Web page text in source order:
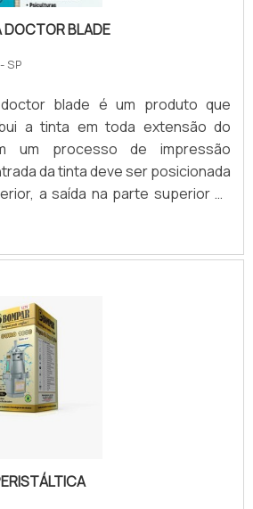
BLADE
SP
blade é um produto que
a tinta em toda extensão do
um processo de impressão
da tinta deve ser posicionada
a saída na parte superior na
forma a câmara trabalha
com o nível máximo de tinta,
desligada, o escoamento de tinta
lateral para vedação; Suporte